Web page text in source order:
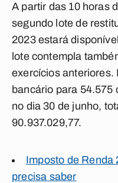
A partir das 10 horas
segundo lote de
2023 estará
lote contempla
exercícios anteriores.
bancário para
no dia 30 de junho,
90.937.029,77.
Imposto de Renda
precisa saber